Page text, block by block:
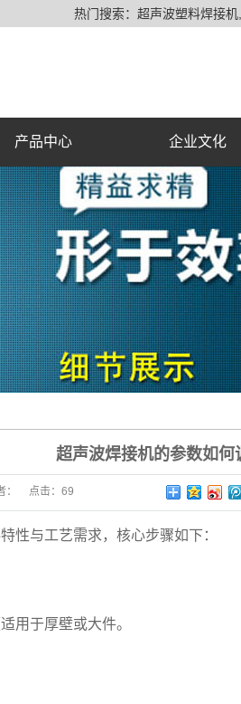
热门搜索： 超声波塑料焊接机
产品中心 企业文化
超声波焊接机的参数如何
： 点击： 69
性与工艺需求，核心步骤如下：
于厚壁或大件。